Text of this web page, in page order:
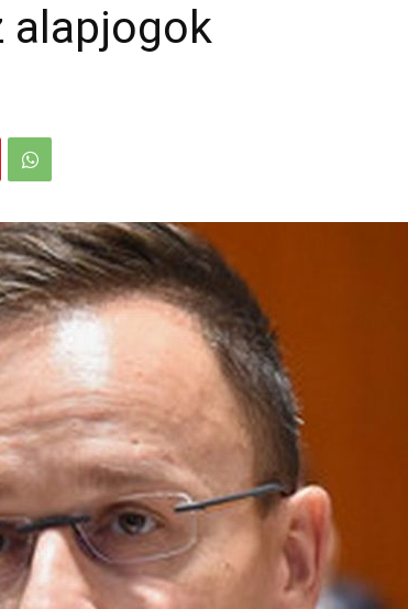
alapjogok